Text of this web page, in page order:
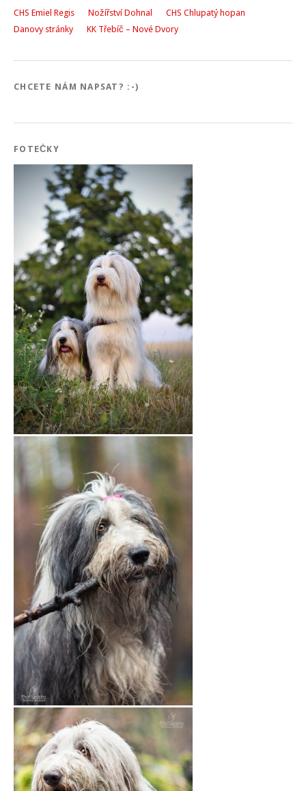
CHS Emiel Regis Nožířství Dohnal
CHS Chlupatý hopan
Danovy stránky
KK Třebíč – Nové Dvory
CHCETE NÁM NAPSAT? :-)
FOTEČKY